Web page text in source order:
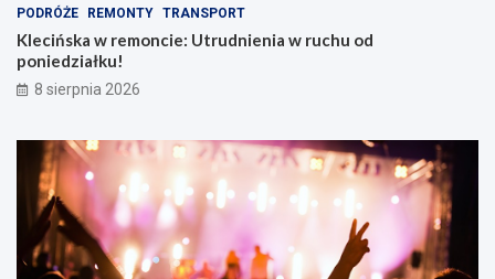
PODRÓŻE REMONTY TRANSPORT
Klecińska w remoncie: Utrudnienia w ruchu od
poniedziałku!
8 sierpnia 2026